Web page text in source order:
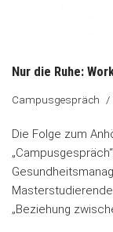
Nur die Ruhe:
Campusgespräch
Die Folge zum
„Beziehung